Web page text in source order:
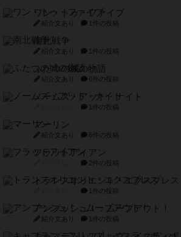
ワン・トゥ・ファイブ
紹介文あり 1件の投稿
南北戦争
紹介文あり 1件の投稿
ふたつの城の物語
紹介文あり 6件の投稿
ノームズ・アット・ナイト
1件の投稿
マーリン
紹介文あり 6件の投稿
フラットアイアン
2件の投稿
トランスオリエント・エクスプレス
1件の投稿
アンブッシュ！：ムーブアウト！
紹介文あり 1件の投稿